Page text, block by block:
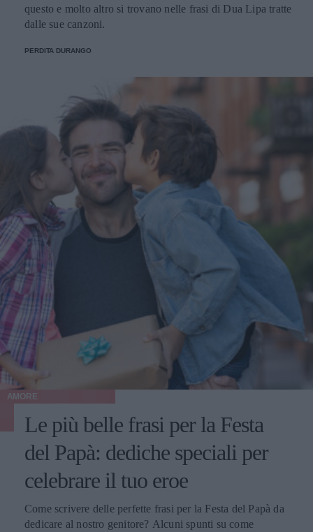
questo e molto altro si trovano nelle frasi di Dua Lipa tratte
dalle sue canzoni.
PERDITA DURANGO
AMORE
Le più belle frasi per la Festa
del Papà: dediche speciali per
celebrare il tuo eroe
Come scrivere delle perfette frasi per la Festa del Papà da
dedicare al nostro genitore? Alcuni spunti su come